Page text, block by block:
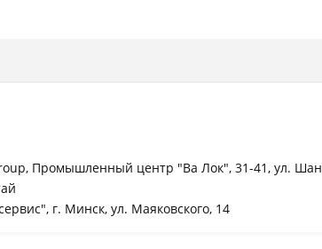
Промышленный центр "Ва Лок", 31-41, ул. Шан
г. Минск, ул. Маяковского, 14